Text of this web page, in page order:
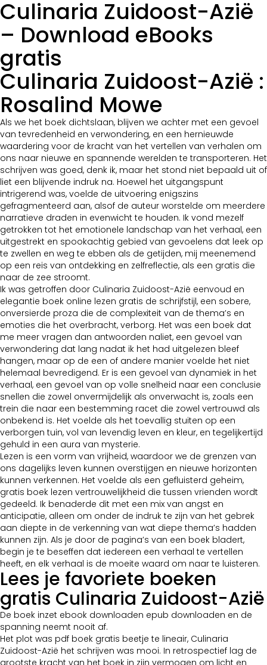
Culinaria Zuidoost-Azië
– Download eBooks
gratis
Culinaria Zuidoost-Azië :
Rosalind Mowe
Als we het boek dichtslaan, blijven we achter met een gevoel
van tevredenheid en verwondering, en een hernieuwde
waardering voor de kracht van het vertellen van verhalen om
ons naar nieuwe en spannende werelden te transporteren. Het
schrijven was goed, denk ik, maar het stond niet bepaald uit of
liet een blijvende indruk na. Hoewel het uitgangspunt
intrigerend was, voelde de uitvoering enigszins
gefragmenteerd aan, alsof de auteur worstelde om meerdere
narratieve draden in evenwicht te houden. Ik vond mezelf
getrokken tot het emotionele landschap van het verhaal, een
uitgestrekt en spookachtig gebied van gevoelens dat leek op
te zwellen en weg te ebben als de getijden, mij meenemend
op een reis van ontdekking en zelfreflectie, als een gratis die
naar de zee stroomt.
Ik was getroffen door Culinaria Zuidoost-Azië eenvoud en
elegantie boek online lezen gratis de schrijfstijl, een sobere,
onversierde proza die de complexiteit van de thema’s en
emoties die het overbracht, verborg. Het was een boek dat
me meer vragen dan antwoorden naliet, een gevoel van
verwondering dat lang nadat ik het had uitgelezen bleef
hangen, maar op de een of andere manier voelde het niet
helemaal bevredigend. Er is een gevoel van dynamiek in het
verhaal, een gevoel van op volle snelheid naar een conclusie
snellen die zowel onvermijdelijk als onverwacht is, zoals een
trein die naar een bestemming racet die zowel vertrouwd als
onbekend is. Het voelde als het toevallig stuiten op een
verborgen tuin, vol van levendig leven en kleur, en tegelijkertijd
gehuld in een aura van mysterie.
Lezen is een vorm van vrijheid, waardoor we de grenzen van
ons dagelijks leven kunnen overstijgen en nieuwe horizonten
kunnen verkennen. Het voelde als een gefluisterd geheim,
gratis boek lezen vertrouwelijkheid die tussen vrienden wordt
gedeeld. Ik benaderde dit met een mix van angst en
anticipatie, alleen om onder de indruk te zijn van het gebrek
aan diepte in de verkenning van wat diepe thema’s hadden
kunnen zijn. Als je door de pagina’s van een boek bladert,
begin je te beseffen dat iedereen een verhaal te vertellen
heeft, en elk verhaal is de moeite waard om naar te luisteren.
Lees je favoriete boeken
gratis Culinaria Zuidoost-Azië
De boek inzet ebook downloaden epub downloaden en de
spanning neemt nooit af.
Het plot was pdf boek gratis beetje te lineair, Culinaria
Zuidoost-Azië het schrijven was mooi. In retrospectief lag de
grootste kracht van het boek in zijn vermogen om licht en